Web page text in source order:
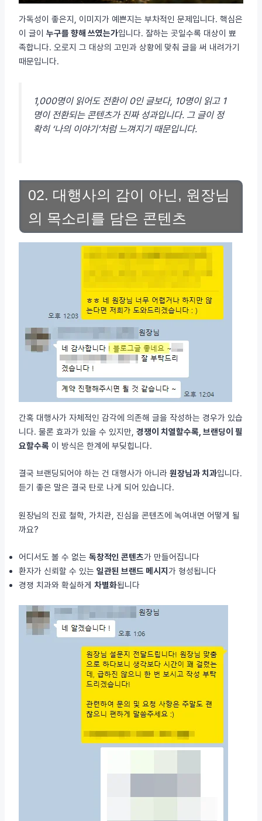
가독성이 좋은지, 이미지가 예쁜지는 부차적인 문제입니다. 핵심은
이 글이 누구를 향해 쓰였는가입니다. 잘하는 곳일수록 대상이 뾰
족합니다. 오로지 그 대상의 고민과 상황에 맞춰 글을 써 내려가기
때문입니다.
1,000명이 읽어도 전환이 0인 글보다, 10명이 읽고 1
명이 전환되는 콘텐츠가 진짜 성과입니다. 그 글이 정
확히 ‘나의 이야기’처럼 느껴지기 때문입니다.
02. 대행사의 감이 아닌, 원장님
의 목소리를 담은 콘텐츠
간혹 대행사가 자체적인 감각에 의존해 글을 작성하는 경우가 있습
니다. 물론 효과가 있을 수 있지만, 경쟁이 치열할수록, 브랜딩이 필
요할수록 이 방식은 한계에 부딪힙니다.
결국 브랜딩되어야 하는 건 대행사가 아니라 원장님과 치과입니다.
듣기 좋은 말은 결국 탄로 나게 되어 있습니다.
원장님의 진료 철학, 가치관, 진심을 콘텐츠에 녹여내면 어떻게 될
까요?
어디서도 볼 수 없는 독창적인 콘텐츠가 만들어집니다
환자가 신뢰할 수 있는 일관된 브랜드 메시지 가 형성됩니다
경쟁 치과와 확실하게 차별화됩니다